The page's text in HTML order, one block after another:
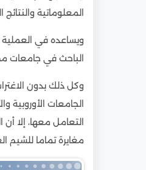
تقدم
المعلوماتية
ويساعده في العملية
الباحث في جامعات
وكل ذلك بدون
الجامعات
التعامل معها، إلا
مغايرة تماما للشيم